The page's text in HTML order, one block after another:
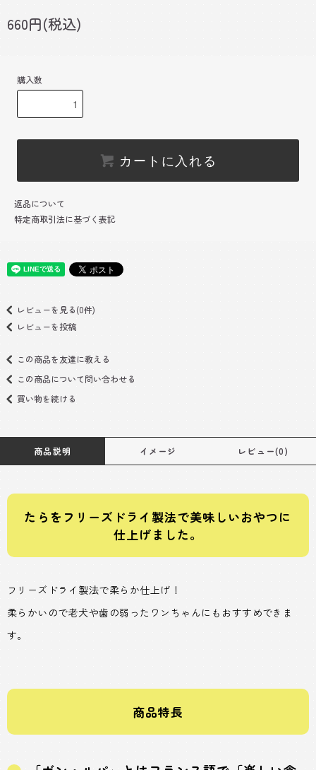
660円(税込)
購入数
カートに入れる
返品について
特定商取引法に基づく表記
レビューを見る(0件)
レビューを投稿
この商品を友達に教える
この商品について問い合わせる
買い物を続ける
商品説明 イメージ レビュー(0)
たらをフリーズドライ製法で美味しいおやつに
仕上げました。
フリーズドライ製法で柔らか仕上げ！
柔らかいので老犬や歯の弱ったワンちゃんにもおすすめできま
す。
商品特長